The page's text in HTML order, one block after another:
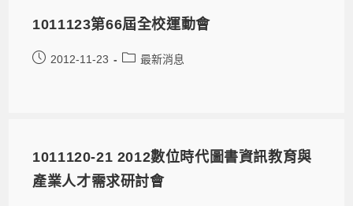
1011123第66屆全校運動會
2012-11-23 最新消息
1011120-21 2012數位時代圖書資訊教育與
產業人才需求研討會